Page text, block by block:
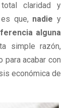
claridad y
que, nadie y
alguna
simple razón,
para acabar con
económica de